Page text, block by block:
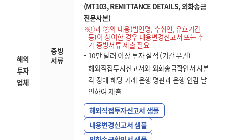
해외
투자
업체
증빙
서류
(MT103, REMITTANCE DETAILS, 외화송금
전문사본)
①과 ②의 내용(법인명, 수취인, 유효기간
등)이 상이한 경우 내용변경신고서 또는 추
가 증빙서류 제출 필요
10만 달러 이상 투자 실적 (기간 무관)
해외직접투자신고서와 외화송금확인서 사본
각 장에 해당 거래 은행 명판과 은행 인감 날
인하여 제출
해외직접투자신고서 샘플
내용변경신고서 샘플